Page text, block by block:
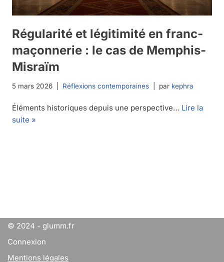
Régularité et légitimité en franc-
maçonnerie : le cas de Memphis-
Misraïm
5 mars 2026 Réflexions contemporaines par kephra
Éléments historiques depuis une perspective… Lire la
suite »
© 2024 - glumm.fr
Connexion
Mentions légales